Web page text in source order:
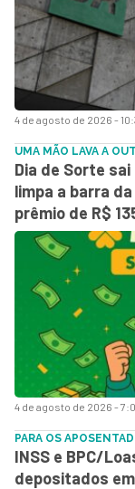
4 de agosto de 2026 -
4 de agosto de 2026 -
UMA MÃO LAVA A
Dia de Sorte
limpa a barra
prêmio de R$
PARA OS
INSS e BPC/
depositados